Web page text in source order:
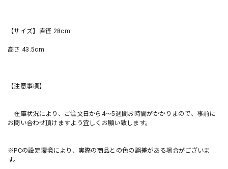
【サイズ】直径 28cm
高さ 43.5cm
【注意事項】
在庫状況により、ご注文日から4〜5週間お時間がかかりまので、事前に
お問い合わせ頂けますよう宜しくお願い致します。
※PCの設定環境により、実際の商品との色の誤差がある場合がございま
す。